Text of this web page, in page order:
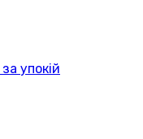
упокій